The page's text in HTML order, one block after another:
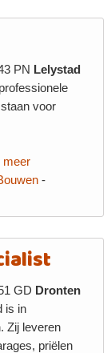
PN Lelystad
voor
meer
-
GD Dronten
is in
Zij leveren
priëlen